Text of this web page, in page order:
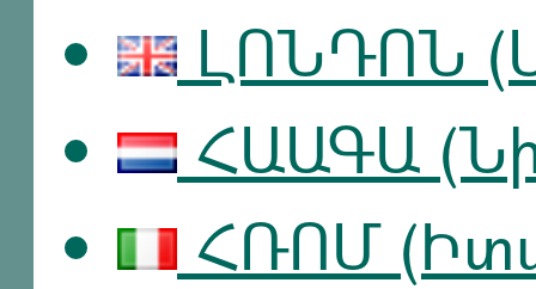
ԼՈՆԴՈՆ
ՀԱԱԳԱ
ՀՌՈՄ